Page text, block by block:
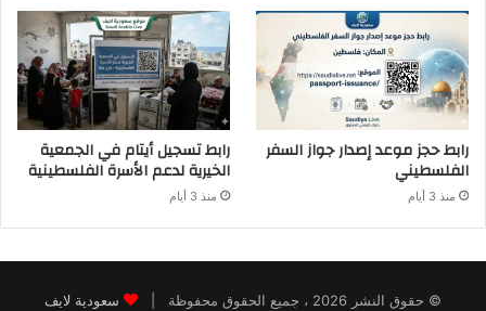
رابط حجز موعد إصدار جواز السفر
الفلسطيني
منذ 3 أيام
رابط تسجيل أيتام في الجمعية
الخيرية لدعم الأسرة الفلسطينية
منذ 3 أيام
© حقوق النشر 2026 ، جميع الحقوق محفوظة |
سعودية لايف